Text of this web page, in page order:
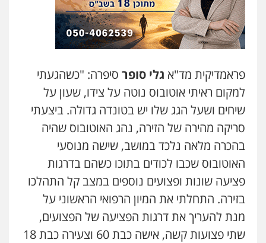
פראמדיקית מד"א גלי סופר סיפרה: "כשהגעתי
למקום ראיתי אוטובוס נוטה על צידו, שעון על
שיחים ושעל הגג שלו יש בטונדה גדולה. ביצעתי
סריקה מהירה של הזירה, נהג האוטובוס שהיה
בהכרה מלאה נלכד במושב, שישה מנוסעי
האוטובוס שכבו לכודים בתוכו כשהם בדרגות
פציעה שונות ופצועים נוספים במצב קל התהלכו
בזירה. התחלתי את המיון הרפואי הראשוני על
מנת להעריך את דרגות הפציעה של הפצועים,
שתי פצועות קשה, אישה כבת 60 וצעירה כבת 18